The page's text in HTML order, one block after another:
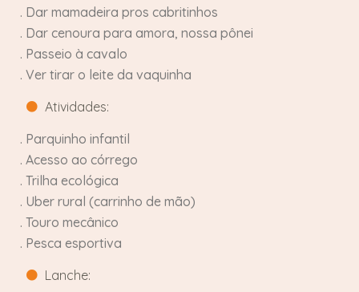
. Dar mamadeira pros cabritinhos
. Dar cenoura para amora, nossa pônei
. Passeio à cavalo
. Ver tirar o leite da vaquinha
Atividades:
. Parquinho infantil
. Acesso ao córrego
. Trilha ecológica
. Uber rural (carrinho de mão)
. Touro mecânico
. Pesca esportiva
Lanche: